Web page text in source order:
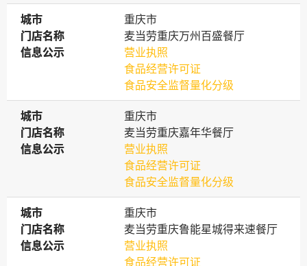
城市
城市
重庆市
门店名称
门店名称
麦当劳重庆万州百盛餐厅
信息公示
信息公示
营业执照
食品经营许可证
食品安全监督量化分级
城市
城市
重庆市
门店名称
门店名称
麦当劳重庆嘉年华餐厅
信息公示
信息公示
营业执照
食品经营许可证
食品安全监督量化分级
城市
城市
重庆市
门店名称
门店名称
麦当劳重庆鲁能星城得来速餐厅
信息公示
信息公示
营业执照
食品经营许可证